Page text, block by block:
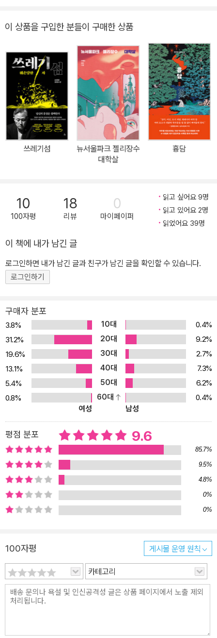
알리는 책인 셈이다. 호러 장르에 꾸준히 관심을 둔 독자라면 작가진
을 확인하고 반색할 수도 있다. 호러 콘텐츠의 부흥과 발전을 꾀하는
창작 그룹 ‘괴이학회’의 창립 멤버인 이시우 작가와 남유하 작가, 대형
커뮤니티 공포 게시판 활동을 바탕으로 열 권의 단편소설집을 출간하
며 혜성처럼 등장한 김동식 작가, 〈살인의 추억〉이 세웠던 국내 스릴
러 영화 관객 수 1위 기록을 무너뜨린 〈숨바꼭질〉을 통해 괴담과 현실
의 오싹한 접점을 포착한 허정 감독, 30년에 걸쳐 호러를 사랑했고
근 15년 동안 공포 소설을 써 온 전건우 작가, 지극히 현실적인 괴로
움과 상상에 기반한 섬뜩함을 매끄럽게 연결하는 조예은 작가까지,
상대적으로 척박했던 우리나라 공포 문학계에서 굳건한 존재감을 보
젊은 세대의 아픔을 고스란히 투영한다. 우리는 노동의 의미를 배울
기회를 얻지 못한 채 알아주는 이 없는 일을 하다 스러진다. 여자 혼자
산다는 것이 알려지면 혹여 안 좋은 일이 생길까 봐 허술하게 만들어
찾지 못해 인터넷 커뮤니티를 떠돌지만, 화면 속 세상을 현실로 삼을
수 없다는 사실을 잘 안다. 꿈에 조금이나마 다가가기 위해 주거 환경
과 인간관계와 생활 수준을 희생해 봐도 행복이 잡히기는커녕 더 멀
르 문법을 통해 맞잡고자 했다. 때로는 고통의 강도를 높이고 범위를
늘려 강조하는 방식을, 때로는 두려움에 통쾌하게 맞서는 방식을, 때
로는 누적된 아픔을 견디다 못해 일그러진 존재를 보여 주는 방식을
택했다. 롤러코스터를 탄 뒤에 내딛는 땅이 이전보다 안전하게 느껴
지듯, 《도시, 청년, 호러》의 마지막 장을 덮은 뒤 돌아본 독자들의 삶
이 조금 덜 외롭기를 바란다.
이 상품을 구입한 분들이 구매한 상품
쓰레기섬
뉴서울파크 젤리장수
대학살
흉담
10
100자평
18
리뷰
0
마이페이퍼
읽고 싶어요 9명
읽고 있어요 2명
읽었어요 39명
이 책에 내가 남긴 글
로그인하면 내가 남긴 글과 친구가 남긴 글을 확인할 수 있습니다.
로그인하기
구매자 분포
3.8% 10대
0.4%
31.2%
20대
9.2%
19.6%
30대
2.7%
13.1%
40대
7.3%
5.4%
50대
6.2%
0.8%
60대
0.4%
여성
남성
평점 분포 9.6
85.7%
9.5%
4.8%
0%
0%
100자평 게시물 운영 원칙
카테고리